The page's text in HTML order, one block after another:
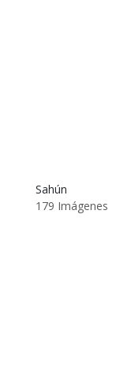
Sahún
179 Imágenes